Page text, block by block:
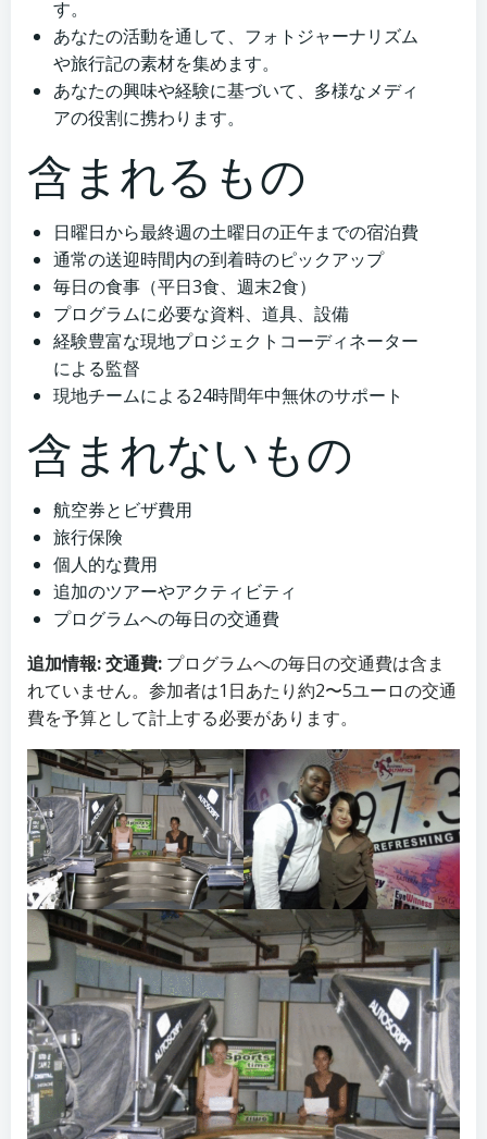
す。
あなたの活動を通して、フォトジャーナリズム
や旅行記の素材を集めます。
あなたの興味や経験に基づいて、多様なメディ
アの役割に携わります。
含まれるもの
日曜日から最終週の土曜日の正午までの宿泊費
通常の送迎時間内の到着時のピックアップ
毎日の食事（平日3食、週末2食）
プログラムに必要な資料、道具、設備
経験豊富な現地プロジェクトコーディネーター
による監督
現地チームによる24時間年中無休のサポート
含まれないもの
航空券とビザ費用
旅行保険
個人的な費用
追加のツアーやアクティビティ
プログラムへの毎日の交通費
追加情報:交通費: プログラムへの毎日の交通費は含ま
れていません。参加者は1日あたり約2〜5ユーロの交通
費を予算として計上する必要があります。